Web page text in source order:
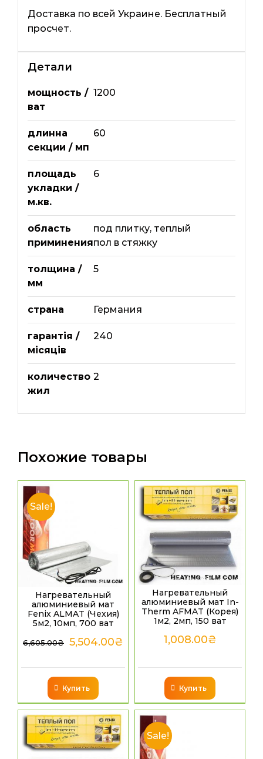
Доставка по всей Украине. Бесплатный
просчет.
Детали
мощность /
ват
1200
длинна
секции / мп
60
площадь
укладки /
м.кв.
6
область
приминения
под плитку, теплый
пол в стяжку
толщина /
мм
5
страна Германия
гарантія /
місяців
240
количество
жил
2
Похожие товары
Sale!
Нагревательный
алюминиевый мат
Fenix ALMAT (Чехия)
5м2, 10мп, 700 ват
6,605.00₴ 5,504.00₴
Купить
Нагревательный
алюминиевый мат In-
Therm AFMAT (Корея)
1м2, 2мп, 150 ват
1,008.00₴
Купить
Sale!